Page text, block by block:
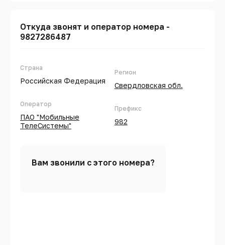
Откуда звонят и оператор номера -
9827286487
Страна
Российская Федерация
Оператор
ПАО "Мобильные
ТелеСистемы"
Регион
Свердловская обл.
Префикс
982
Вам звонили с этого номера?